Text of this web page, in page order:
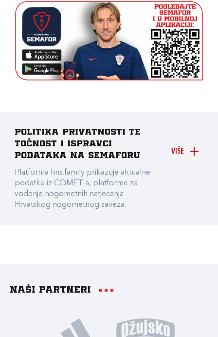
VIŠE
Politika privatnosti te
točnost i ispravci
podataka na Semaforu
Platforma hns.family prikazuje aktualne
podatke iz COMET-a, platforme za
vođenje nogometnih natjecanja
Hrvatskog nogometnog saveza.
Naši partneri